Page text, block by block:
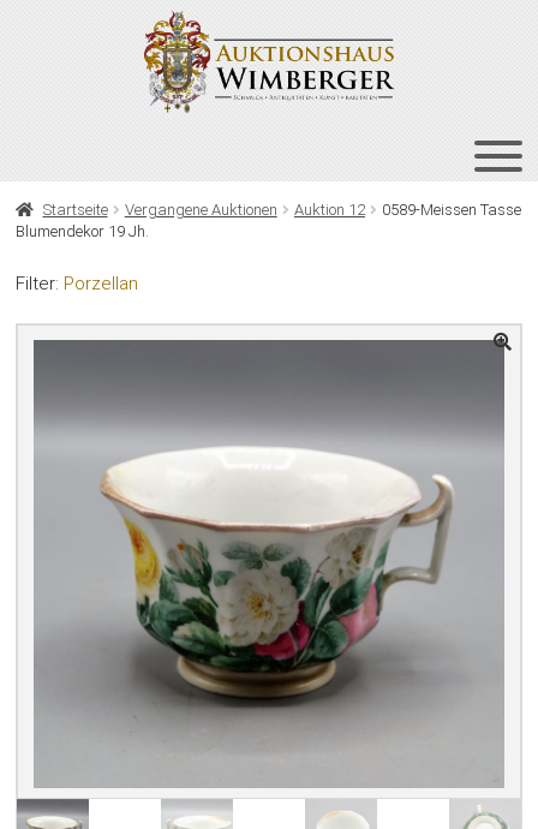
HOME
NEWSLETTER
Startseite Vergangene Auktionen Auktion 12
0589-Meissen Tasse
Blumendekor 19 Jh.
Filter: Porzellan